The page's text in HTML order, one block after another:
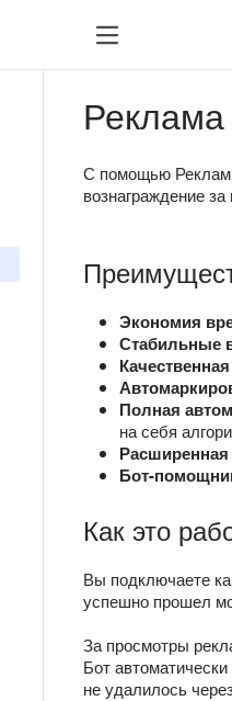
С помощью
вознаграждение
Экономия
Стабильные
Полная
на себя
Расширенная
Бот-
Как это
Вы подключаете
успешно прошел
За просмотры
Бот
не удалилось